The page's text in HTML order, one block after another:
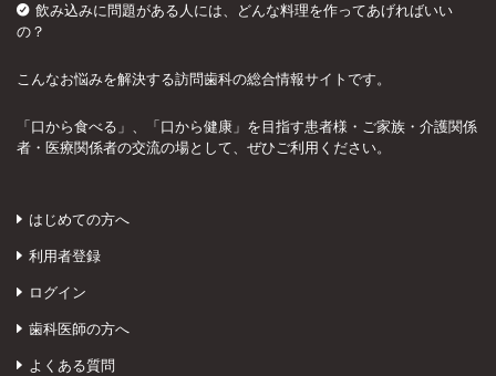
飲み込みに問題がある人には、どんな料理を作ってあげればいい
の？
こんなお悩みを解決する訪問歯科の総合情報サイトです。
「口から食べる」、「口から健康」を目指す患者様・ご家族・介護関係
者・医療関係者の交流の場として、ぜひご利用ください。
はじめての方へ
利用者登録
ログイン
歯科医師の方へ
よくある質問